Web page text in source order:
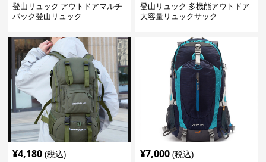
登山リュック アウトドアマルチ
パック登山リュック
登山リュック 多機能アウトドア
大容量リュックサック
¥4,180 (税込) ¥7,000 (税込)